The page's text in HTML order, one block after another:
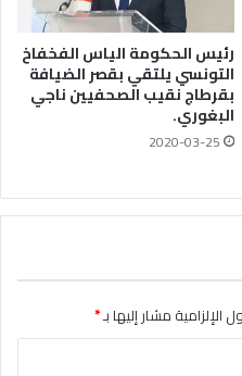
رئيس الحكومة الياس الفخفاخ
التونسي يلتقي بقصر الضيافة
بقرطاج نقيب الصحفيين ناجي
البغوري.
2020-03-25
الإلزامية مشار إليها بـ*